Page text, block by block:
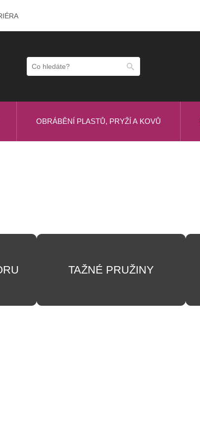
OBRÁBĚNÍ PLASTŮ, PRYŽÍ A KOVŮ
TAŽNÉ PRUŽINY